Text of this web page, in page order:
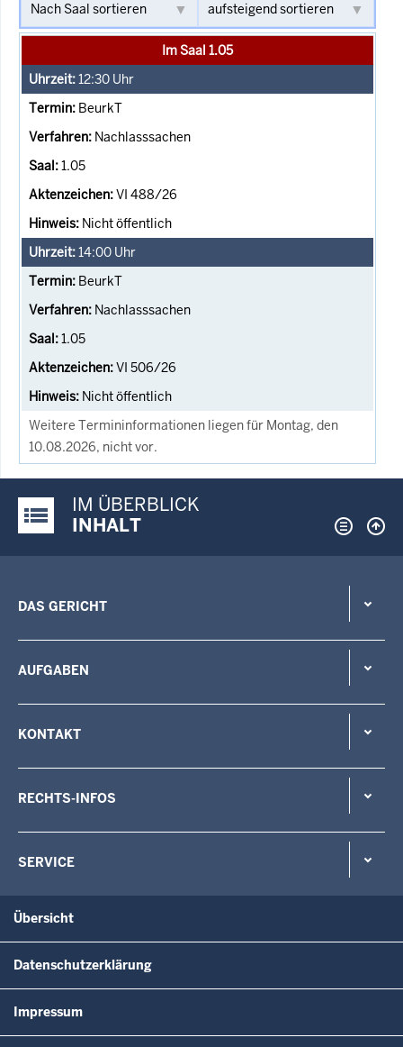
Im Saal 1.05
12:30 Uhr
BeurkT
Nachlasssachen
1.05
VI 488/26
Nicht öffentlich
14:00 Uhr
BeurkT
Nachlasssachen
1.05
VI 506/26
Nicht öffentlich
Weitere Termininformationen liegen für Montag, den
10.08.2026, nicht vor.
Justiz-Portal im Überblick:
IM ÜBERBLICK
INHALT
DAS GERICHT
AUFGABEN
KONTAKT
RECHTS-INFOS
SERVICE
Übersicht
Datenschutzerklärung
Impressum